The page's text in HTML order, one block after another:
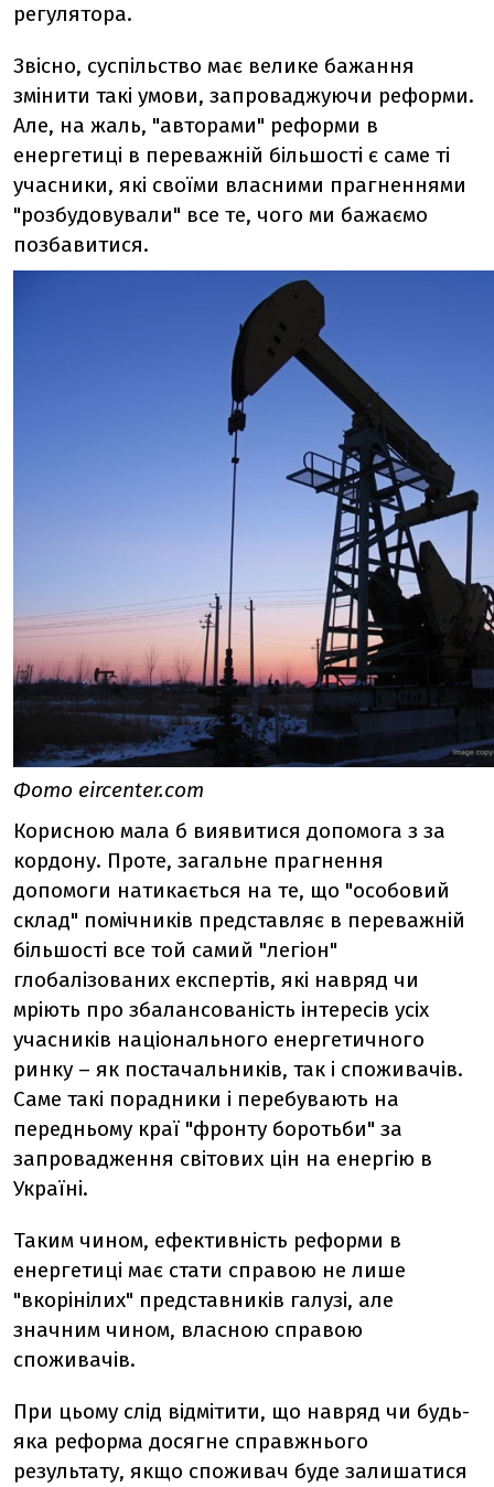
регулятора.
Звісно, суспільство має велике бажання
змінити такі умови, запроваджуючи реформи.
Але, на жаль, "авторами" реформи в
енергетиці в переважній більшості є саме ті
учасники, які своїми власними прагненнями
"розбудовували" все те, чого ми бажаємо
позбавитися.
Фото eircenter.com
Корисною мала б виявитися допомога з за
кордону. Проте, загальне прагнення
допомоги натикається на те, що "особовий
склад" помічників представляє в переважній
більшості все той самий "легіон"
глобалізованих експертів, які навряд чи
мріють про збалансованість інтересів усіх
учасників національного енергетичного
ринку – як постачальників, так і споживачів.
Саме такі порадники і перебувають на
передньому краї "фронту боротьби" за
запровадження світових цін на енергію в
Україні.
Таким чином, ефективність реформи в
енергетиці має стати справою не лише
"вкорінілих" представників галузі, але
значним чином, власною справою
споживачів.
При цьому слід відмітити, що навряд чи будь-
яка реформа досягне справжнього
результату, якщо споживач буде залишатися